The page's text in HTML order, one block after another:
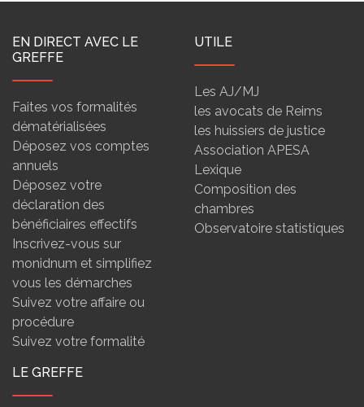
EN DIRECT AVEC LE
GREFFE
Faites vos formalités
dématérialisées
Déposez vos comptes
annuels
Déposez votre
déclaration des
bénéficiaires effectifs
Inscrivez-vous sur
monidnum et simplifiez
vous les démarches
Suivez votre affaire ou
procédure
Suivez votre formalité
UTILE
Les AJ/MJ
les avocats de Reims
les huissiers de justice
Association APESA
Lexique
Composition des
chambres
Observatoire statistiques
LE GREFFE